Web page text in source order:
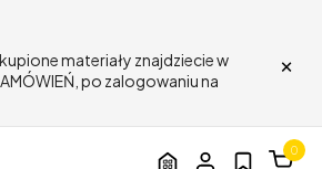
materiały znajdziecie w
po zalogowaniu na
×
0